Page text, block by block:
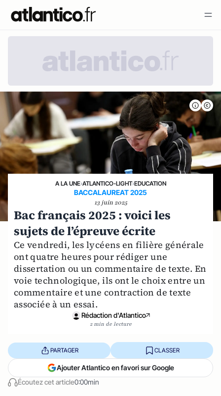
A LA UNE›ATLANTICO-LIGHT›EDUCATION
BACCALAUREAT 2025
13 juin 2025
Bac français 2025 : voici les
sujets de l’épreuve écrite
Ce vendredi, les lycéens en filière générale
ont quatre heures pour rédiger une
dissertation ou un commentaire de texte. En
voie technologique, ils ont le choix entre un
commentaire et une contraction de texte
associée à un essai.
Rédaction d'Atlantico
2 min de lecture
Écoutez cet article0:00min
PARTAGER CLASSER
Ajouter Atlantico en favori sur Google